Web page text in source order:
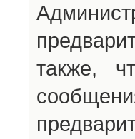
также,